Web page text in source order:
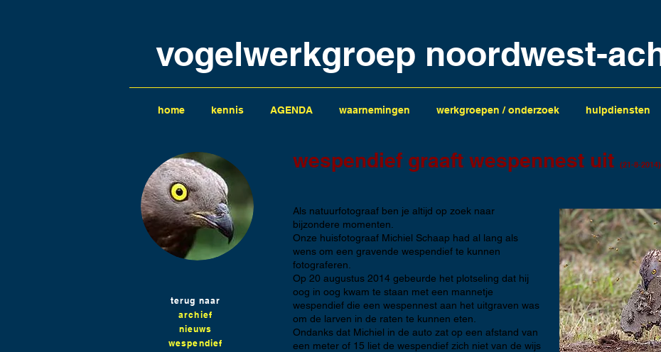
terug naar
archief
nieuws
wespendief
wespendief graaft wespennest uit (21-8-2014)
Als natuurfotograaf ben je altijd op zoek naar
bijzondere momenten.
Onze huisfotograaf Michiel Schaap had al lang als
wens om een gravende wespendief te kunnen
fotograferen.
Op 20 augustus 2014 gebeurde het plotseling dat hij
oog in oog kwam te staan met een mannetje
wespendief die een wespennest aan het uitgraven was
om de larven in de raten te kunnen eten.
Ondanks dat Michiel in de auto zat op een afstand van
een meter of 15 liet de wespendief zich niet van de wijs
vogelwerkgroep noordwest-
home kennis AGENDA waarnemingen werkgroepen / onderzoek hulpdiensten